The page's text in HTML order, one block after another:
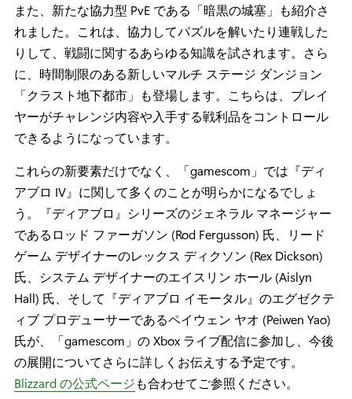
また、新たな協力型 PvE である「暗黒の城塞」も紹介さ
れました。これは、協力してパズルを解いたり連戦した
りして、戦闘に関するあらゆる知識を試されます。さら
に、時間制限のある新しいマルチ ステージ ダンジョン
「クラスト地下都市」も登場します。こちらは、プレイ
ヤーがチャレンジ内容や入手する戦利品をコントロール
できるようになっています。
これらの新要素だけでなく、「gamescom」では『ディ
アブロ IV』に関して多くのことが明らかになるでしょ
う。『ディアブロ』シリーズのジェネラル マネージャー
であるロッド ファーガソン (Rod Fergusson) 氏、リード
ゲーム デザイナーのレックス ディクソン (Rex Dickson)
氏、システム デザイナーのエイスリン ホール (Aislyn
Hall) 氏、そして『ディアブロ イモータル』のエグゼクテ
ィブ プロデューサーであるペイウェン ヤオ (Peiwen Yao)
氏が、「gamescom」の Xbox ライブ配信に参加し、今後
の展開についてさらに詳しくお伝えする予定です。
Blizzard の公式ページも合わせてご参照ください。